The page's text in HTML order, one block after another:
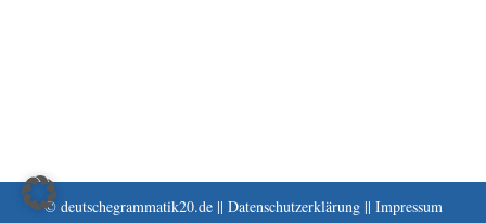
© deutschegrammatik20.de || Datenschutzerklärung|| Impressum